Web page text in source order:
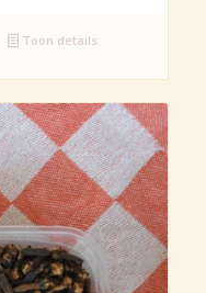
Toon details